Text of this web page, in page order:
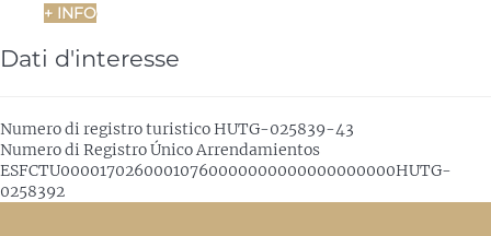
+ INFO
Dati d'interesse
Numero di registro turisticoHUTG-025839-43
Numero di Registro Único Arrendamientos
ESFCTU00001702600010760000000000000000000HUTG-
0258392